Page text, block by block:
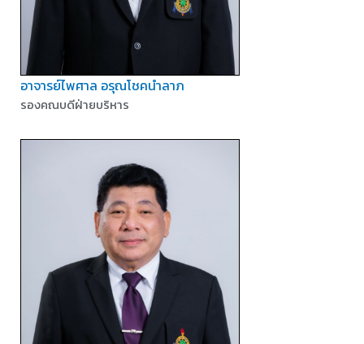
อาจารย์ไพศาล อรุณโชคนำลาภ
รองคณบดีฝ่ายบริหาร